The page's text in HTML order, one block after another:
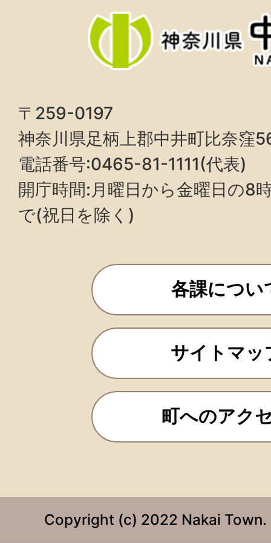
〒259-0197
神奈川県足柄上郡中井町比奈窪
電話番号:0465-81-1111(代表)
開庁時間:月曜日から金曜日の8
で(祝日を除く)
各課につい
サイトマッ
町へのアク
Copyright (c) 2022 Nakai Town.